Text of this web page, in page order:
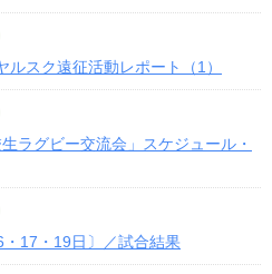
スク遠征活動レポート（1）
ラグビー交流会」スケジュール・
17・19日〕／試合結果